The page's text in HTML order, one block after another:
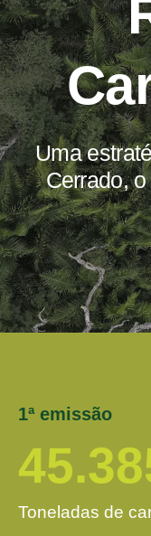
Uma
Cerrado,
1ª emissão
Toneladas de